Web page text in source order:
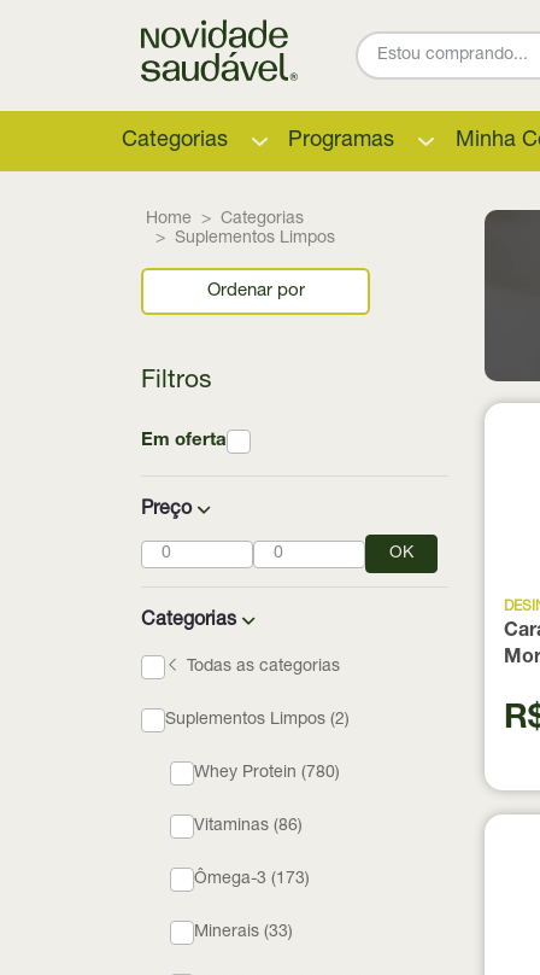
Categorias Programas Minha
Home
Categorias
Suplementos Limpos
Ordenar por
Filtros
Em oferta
Preço
OK
Categorias
Todas as categorias
Suplementos Limpos (2)
Whey Protein (780)
Vitaminas (86)
Ômega-3 (173)
Minerais (33)